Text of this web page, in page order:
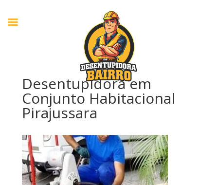
Desentupidora em
Conjunto Habitacional
Pirajussara